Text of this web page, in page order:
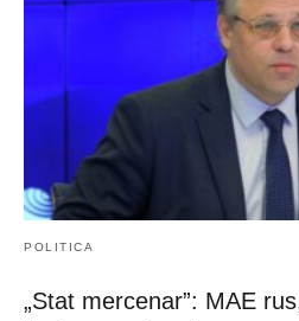
POLITICA
„Stat mercenar”: MAE